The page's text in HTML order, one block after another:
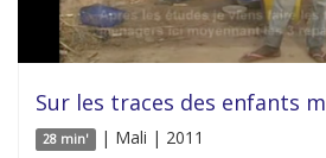
Sur les traces des enfants
28 min' | Mali | 2011